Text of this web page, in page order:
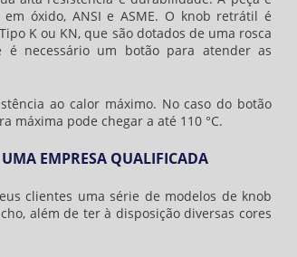
óxido, ANSI e ASME. O knob retrátil é
K ou KN, que são dotados de uma rosca
necessário um botão para atender as
ao calor máximo. No caso do botão
máxima pode chegar a até 110 °C.
EMPRESA QUALIFICADA
clientes uma série de modelos de knob
além de ter à disposição diversas cores